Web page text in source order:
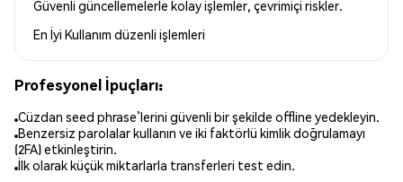
Güvenli güncellemelerle kolay işlemler, çevrimiçi riskler.
En İyi Kullanım düzenli işlemleri
Profesyonel İpuçları:
Cüzdan seed phrase’lerini güvenli bir şekilde offline yedekleyin.
Benzersiz parolalar kullanın ve iki faktörlü kimlik doğrulamayı
(2FA) etkinleştirin.
İlk olarak küçük miktarlarla transferleri test edin.